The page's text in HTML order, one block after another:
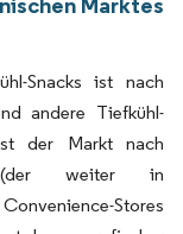
Snacks ist nach
andere Tiefkühl-
der Markt nach
(der weiter in
Stores